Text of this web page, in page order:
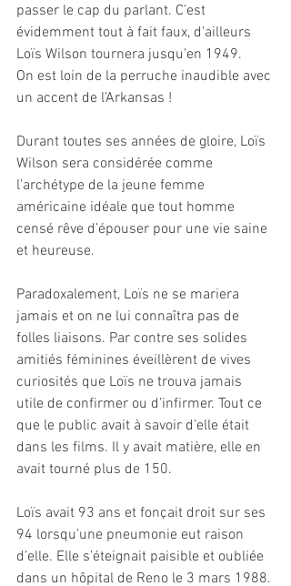
passer le cap du parlant. C’est
évidemment tout à fait faux, d’ailleurs
Loïs Wilson tournera jusqu’en 1949.
On est loin de la perruche inaudible avec
un accent de l’Arkansas !
Durant toutes ses années de gloire, Loïs
Wilson sera considérée comme
l’archétype de la jeune femme
américaine idéale que tout homme
censé rêve d’épouser pour une vie saine
et heureuse.
Paradoxalement, Loïs ne se mariera
jamais et on ne lui connaîtra pas de
folles liaisons. Par contre ses solides
amitiés féminines éveillèrent de vives
curiosités que Loïs ne trouva jamais
utile de confirmer ou d’infirmer. Tout ce
que le public avait à savoir d’elle était
dans les films. Il y avait matière, elle en
avait tourné plus de 150.
Loïs avait 93 ans et fonçait droit sur ses
94 lorsqu’une pneumonie eut raison
d’elle. Elle s’éteignait paisible et oubliée
dans un hôpital de Reno le 3 mars 1988.